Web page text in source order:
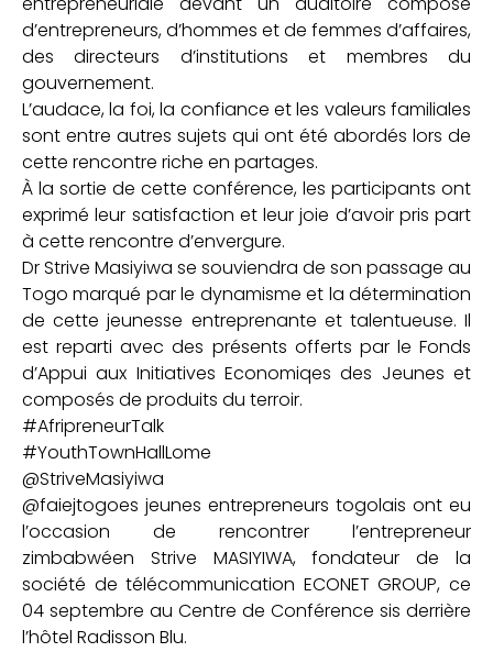
d’entrepreneurs, d’hommes et de femmes d’affaires,
des directeurs d’institutions et membres du
gouvernement.
L’audace, la foi, la confiance et les valeurs familiales
sont entre autres sujets qui ont été abordés lors de
cette rencontre riche en partages.
À la sortie de cette conférence, les participants ont
exprimé leur satisfaction et leur joie d’avoir pris part
à cette rencontre d’envergure.
Dr Strive Masiyiwa se souviendra de son passage au
Togo marqué par le dynamisme et la détermination
de cette jeunesse entreprenante et talentueuse. Il
est reparti avec des présents offerts par le Fonds
d’Appui aux Initiatives Economiqes des Jeunes et
composés de produits du terroir.
#AfripreneurTalk
#YouthTownHallLome
@StriveMasiyiwa
@faiejtogoes jeunes entrepreneurs togolais ont eu
l’occasion de rencontrer l’entrepreneur
zimbabwéen Strive MASIYIWA, fondateur de la
société de télécommunication ECONET GROUP, ce
04 septembre au Centre de Conférence sis derrière
l’hôtel Radisson Blu.